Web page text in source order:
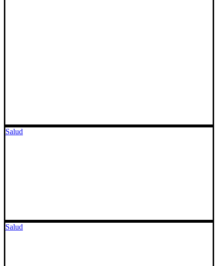
Salud
Salud